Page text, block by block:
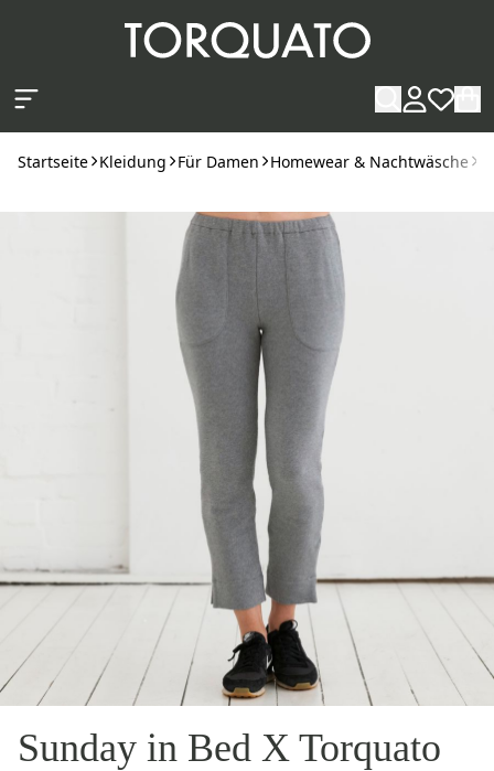
Startseite Kleidung Für Damen Homewear & Nachtwäsche
Sunday in Bed X Torquato